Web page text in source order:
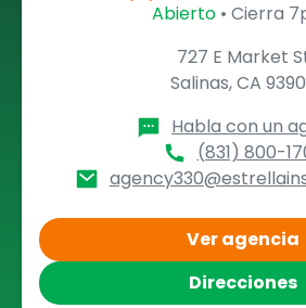
Abierto• Cierra
727 E Market
Salinas, CA
Habla con un
(831) 800-
Ver agencia
Direcciones